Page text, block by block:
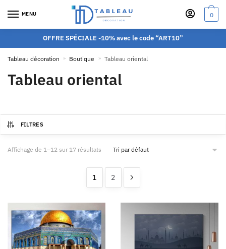
MENU 0
OFFRE SPÉCIALE -10% avec le code “ART10”
Tableau décoration » Boutique » Tableau oriental
Tableau oriental
FILTRES
Affichage de 1–12 sur 17 résultats
1 2